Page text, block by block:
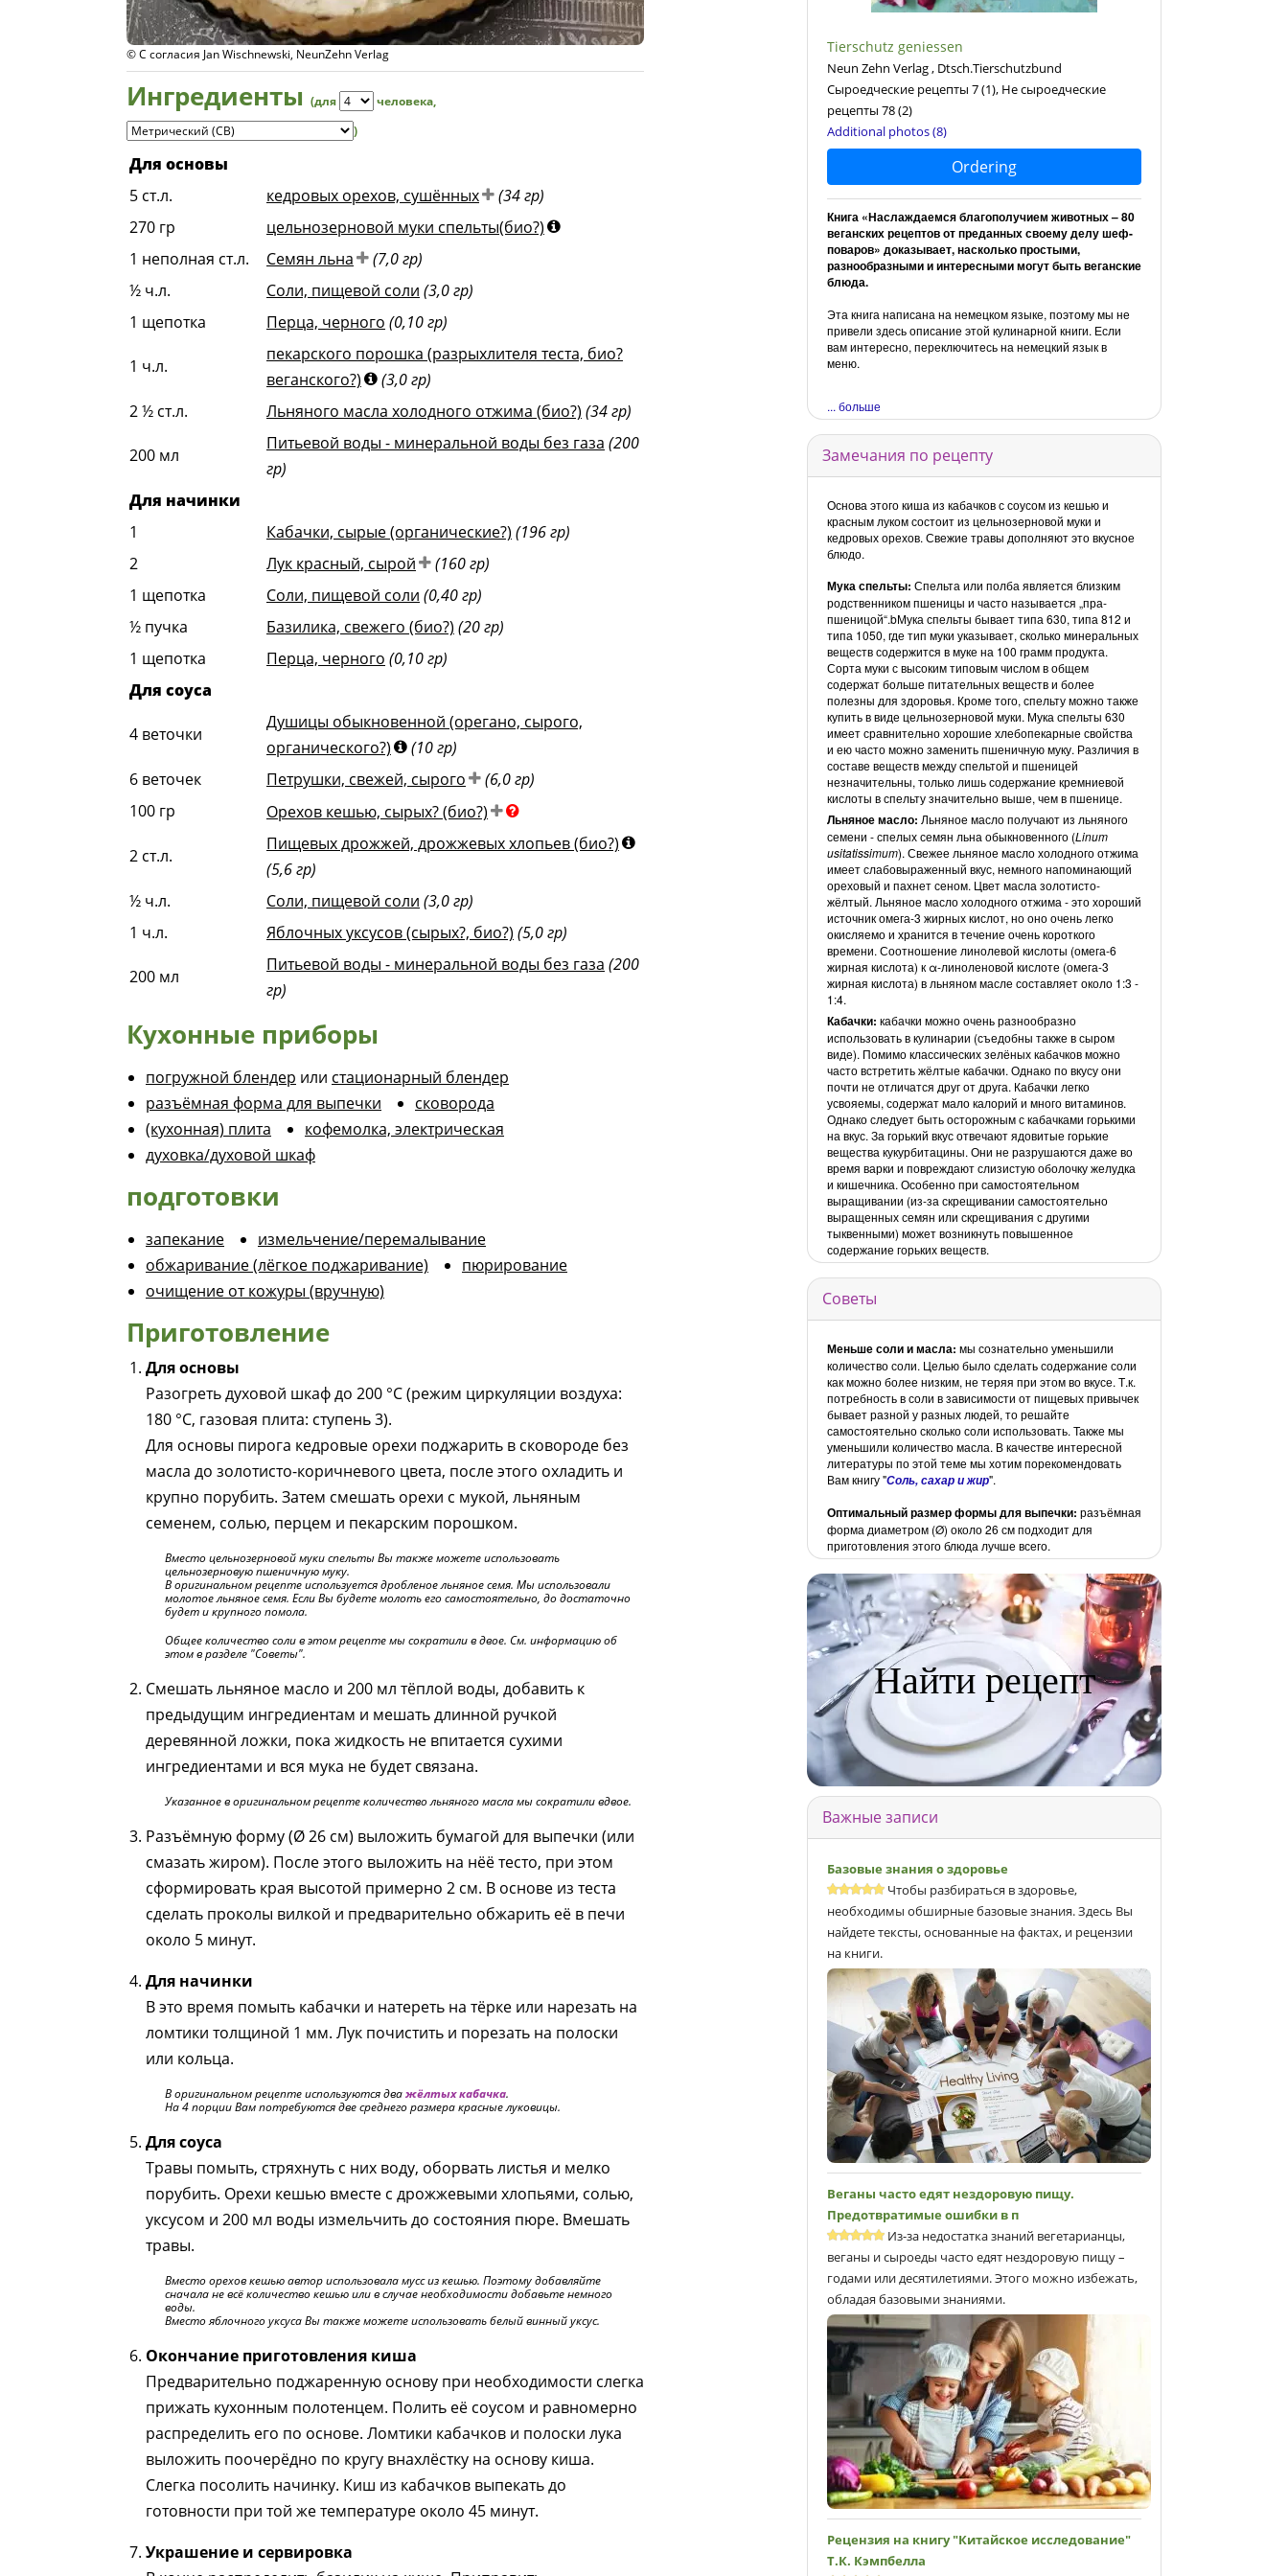
© С согласия Jan Wischnewski, NeunZehn Verlag
Ингредиенты (для человека,
)
Для основы
5 ст.л. кедровых орехов, сушённых
(34 гр)
270 гр
цельнозерновой муки спельты(био?)
1 неполная ст.л. Семян льна
(7,0 гр)
½ ч.л. Соли, пищевой соли (3,0 гр)
1 щепотка Перца, черного (0,10 гр)
1 ч.л.
пекарского порошка (разрыхлителя теста, био?
веганского?)
(3,0 гр)
2 ½ ст.л. Льняного масла холодного отжима (био?) (34 гр)
200 мл
Питьевой воды - минеральной воды без газа (200
гр)
Для начинки
1
Кабачки, сырые (органические?) (196 гр)
2
Лук красный, сырой
(160 гр)
1 щепотка Соли, пищевой соли (0,40 гр)
½ пучка Базилика, свежего (био?) (20 гр)
1 щепотка Перца, черного (0,10 гр)
Для соуса
4 веточки
Душицы обыкновенной (орегано, сырого,
органического?)
(10 гр)
6 веточек Петрушки, свежей, сырого
(6,0 гр)
100 гр Орехов кешью, сырых? (био?)
2 ст.л.
Пищевых дрожжей, дрожжевых хлопьев (био?)
(5,6 гр)
½ ч.л. Соли, пищевой соли (3,0 гр)
1 ч.л. Яблочных уксусов (сырых?, био?) (5,0 гр)
200 мл
Питьевой воды - минеральной воды без газа (200
гр)
Кухонные приборы
погружной блендер или стационарный блендер
разъёмная форма для выпечки
сковорода
(кухонная) плита
кофемолка, электрическая
духовка/духовой шкаф
подготовки
запекание
измельчение/перемалывание
обжаривание (лёгкое поджаривание)
пюрирование
очищение от кожуры (вручную)
Приготовление
Для основы
Разогреть духовой шкаф до 200 °C (режим циркуляции воздуха:
180 °C, газовая плита: ступень 3).
Для основы пирога кедровые орехи поджарить в сковороде без
масла до золотисто-коричневого цвета, после этого охладить и
крупно порубить. Затем смешать орехи с мукой, льняным
семенем, солью, перцем и пекарским порошком.
Вместо цельнозерновой муки спельты Вы также можете использовать
цельнозерновую пшеничную муку.
В оригинальном рецепте используется дробленое льняное семя. Мы использовали
молотое льняное семя. Если Вы будете молоть его самостоятельно, до достаточно
будет и крупного помола.
Общее количество соли в этом рецепте мы сократили в двое. См. информацию об
этом в разделе "Советы".
Смешать льняное масло и 200 мл тёплой воды, добавить к
предыдущим ингредиентам и мешать длинной ручкой
деревянной ложки, пока жидкость не впитается сухими
ингредиентами и вся мука не будет связана.
Указанное в оригинальном рецепте количество льняного масла мы сократили вдвое.
Разъёмную форму (Ø 26 см) выложить бумагой для выпечки (или
смазать жиром). После этого выложить на нёё тесто, при этом
сформировать края высотой примерно 2 см. В основе из теста
сделать проколы вилкой и предварительно обжарить её в печи
около 5 минут.
Для начинки
В это время помыть кабачки и натереть на тёрке или нарезать на
ломтики толщиной 1 мм. Лук почистить и порезать на полоски
или кольца.
В оригинальном рецепте используются дважёлтых кабачка.
На 4 порции Вам потребуются две среднего размера красные луковицы.
Для соуса
Травы помыть, стряхнуть с них воду, оборвать листья и мелко
порубить. Орехи кешью вместе с дрожжевыми хлопьями, солью,
уксусом и 200 мл воды измельчить до состояния пюре. Вмешать
травы.
Вместо орехов кешью автор использовала мусс из кешью. Поэтому добавляйте
сначала не всё количество кешью или в случае необходимости добавьте немного
воды.
Вместо яблочного уксуса Вы также можете использовать белый винный уксус.
Окончание приготовления киша
Предварительно поджаренную основу при необходимости слегка
прижать кухонным полотенцем. Полить её соусом и равномерно
распределить его по основе. Ломтики кабачков и полоски лука
выложить поочерёдно по кругу внахлёстку на основу киша.
Слегка посолить начинку. Киш из кабачков выпекать до
готовности при той же температуре около 45 минут.
Украшение и сервировка
Tierschutz geniessen
Neun Zehn Verlag , Dtsch.Tierschutzbund
Сыроедческие рецепты 7(1), Не сыроедческие
рецепты 78(2)
Additional photos (8)
Ordering
Книга «Наслаждаемся благополучием животных – 80
веганских рецептов от преданных своему делу шеф-
поваров» доказывает, насколько простыми,
разнообразными и интересными могут быть веганские
блюда.
Эта книга написана на немецком языке, поэтому мы не
привели здесь описание этой кулинарной книги. Если
вам интересно, переключитесь на немецкий язык в
меню.
... больше
Замечания по рецепту
Основа этого киша из кабачков с соусом из кешью и
красным луком состоит из цельнозерновой муки и
кедровых орехов. Свежие травы дополняют это вкусное
блюдо.
Мука спельты: Спельта или полба является близким
родственником пшеницы и часто называется „пра-
пшеницой“.bМука спельты бывает типа 630, типа 812 и
типа 1050, где тип муки указывает, сколько минеральных
веществ содержится в муке на 100 грамм продукта.
Сорта муки с высоким типовым числом в общем
содержат больше питательных веществ и более
полезны для здоровья. Кроме того, спельту можно также
купить в виде цельнозерновой муки. Мука спельты 630
имеет сравнительно хорошие хлебопекарные свойства
и ею часто можно заменить пшеничную муку. Различия в
составе веществ между спельтой и пшеницей
незначительны, только лишь содержание кремниевой
кислоты в спельту значительно выше, чем в пшенице.
Льняное масло: Льняное масло получают из льняного
семени - спелых семян льна обыкновенного (Linum
usitatissimum). Свежее льняное масло холодного отжима
имеет слабовыраженный вкус, немного напоминающий
ореховый и пахнет сеном. Цвет масла золотисто-
жёлтый. Льняное масло холодного отжима - это хороший
источник омега-3 жирных кислот, но оно очень легко
окисляемо и хранится в течение очень короткого
времени. Соотношение линолевой кислоты (омега-6
жирная кислота) к α-линоленовой кислоте (омега-3
жирная кислота) в льняном масле составляет около 1:3 -
1:4.
Кабачки: кабачки можно очень разнообразно
использовать в кулинарии (съедобны также в сыром
виде). Помимо классических зелёных кабачков можно
часто встретить жёлтые кабачки. Однако по вкусу они
почти не отличатся друг от друга. Кабачки легко
усвояемы, содержат мало калорий и много витаминов.
Однако следует быть осторожным с кабачками горькими
на вкус. За горький вкус отвечают ядовитые горькие
вещества кукурбитацины. Они не разрушаются даже во
время варки и повреждают слизистую оболочку желудка
и кишечника. Особенно при самостоятельном
выращивании (из-за скрещивании самостоятельно
выращенных семян или скрещивания с другими
тыквенными) может возникнуть повышенное
содержание горьких веществ.
Советы
Меньше соли имасла: мы сознательно уменьшили
количество соли. Целью было сделать содержание соли
как можно более низким, не теряя при этом во вкусе. Т.к.
потребность в соли в зависимости от пищевых привычек
бывает разной у разных людей, то решайте
самостоятельно сколько соли использовать. Также мы
уменьшили количество масла. В качестве интересной
литературы по этой теме мы хотим порекомендовать
Вам книгу "Соль, сахар и жир".
Оптимальный размер формы для выпечки: разъёмная
форма диаметром (Ø) около 26 см подходит для
приготовления этого блюда лучше всего.
Найти рецепт
Важные записи
Базовые знания о здоровье
Чтобы разбираться в здоровье,
необходимы обширные базовые знания. Здесь Вы
найдете тексты, основанные на фактах, и рецензии
на книги.
Веганы часто едят нездоровую пищу.
Предотвратимые ошибки в п
Из-за недостатка знаний вегетарианцы,
веганы и сыроеды часто едят нездоровую пищу –
годами или десятилетиями. Этого можно избежать,
обладая базовыми знаниями.
Рецензия на книгу "Китайское исследование"
Т.К. Кэмпбеллa